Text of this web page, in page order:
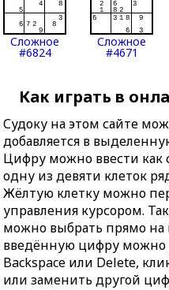
Сложное
#6824
Сложное
#4671
Как играть в
Судоку на этом сайте
добавляется в
Цифру можно ввести как
одну из девяти клеток
Жёлтую клетку можно
управления курсором.
можно выбрать прямо на
введённую цифру можно
Backspace или Delete,
или заменить другой